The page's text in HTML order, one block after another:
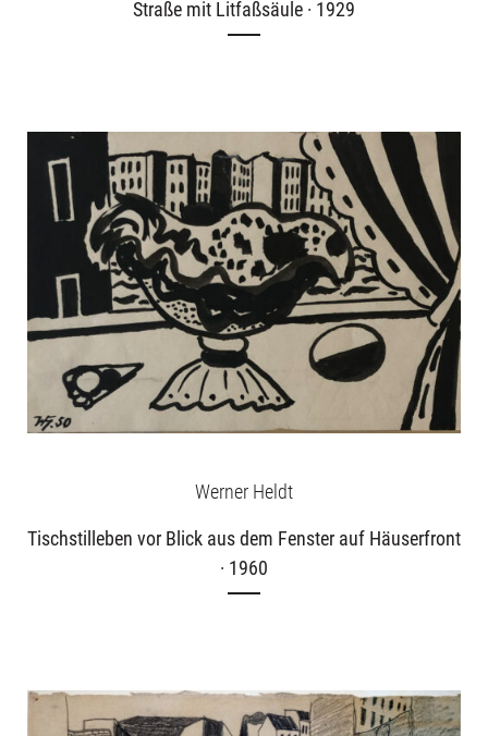
Ausstellungen
Unsere Angebote
Aktuelles
Über uns
Publikationen
Straße mit Litfaßsäule · 1929
Werner Heldt
Tischstilleben vor Blick aus dem Fenster auf Häuserfront
· 1960